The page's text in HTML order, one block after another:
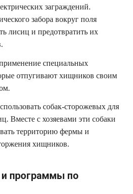
заграждений.
забора вокруг поля
лисиц и предотвратить их
специальных
отпугивают хищников своим
собак-сторожевых для
Вместе с хозяевами эти собаки
территорию фермы и
хищников.
программы по